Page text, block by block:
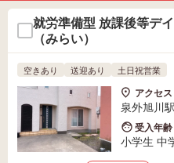
就労準備型 放課後等デ
（みらい）
空きあり 送迎あり 土日祝営業
アクセス
泉外旭川
受入年齢
小学生 中